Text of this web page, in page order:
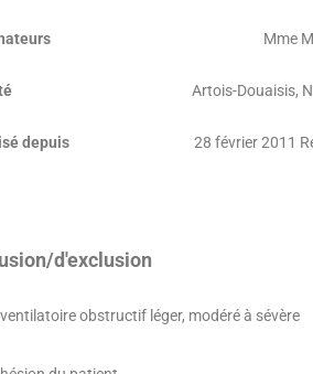
Mme
Artois-Douaisis,
depuis 28 février 2011
d'exclusion
obstructif léger, modéré à sévère